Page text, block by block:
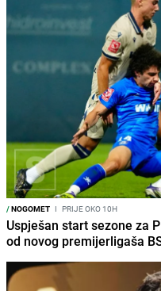
/NOGOMET I PRIJE OKO 10H
Uspješan start sezone za
od novog premijerligaša